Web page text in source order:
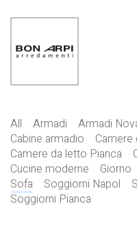
All Armadi Armadi
Cabine armadio
Camere da letto Pianca
Cucine moderne
Giorno
Sofa
Soggiorni Napol
Soggiorni Pianca